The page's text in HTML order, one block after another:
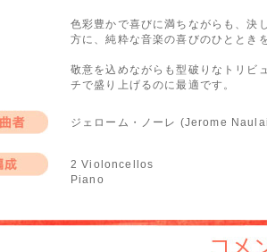
色彩豊かで喜びに満ちながらも、決
方に、純粋な音楽の喜びのひととき
敬意を込めながらも型破りなトリビ
チで盛り上げるのに最適です。
ジェローム・ノーレ (Jerome
2 Violoncellos
Piano